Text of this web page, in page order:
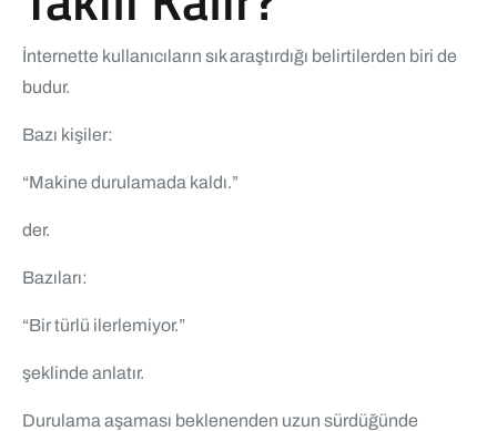
İnternette kullanıcıların sık araştırdığı belirtilerden biri de
budur.
Bazı kişiler:
“Makine durulamada kaldı.”
der.
Bazıları:
“Bir türlü ilerlemiyor.”
şeklinde anlatır.
Durulama aşaması beklenenden uzun sürdüğünde